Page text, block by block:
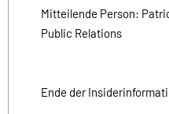
Mitteilende Person:
Public Relations
Ende der